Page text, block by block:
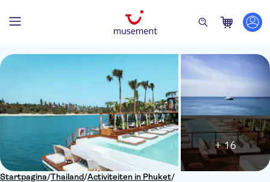
Startpagina/Thailand/Activiteiten in Phuket/
+ 16